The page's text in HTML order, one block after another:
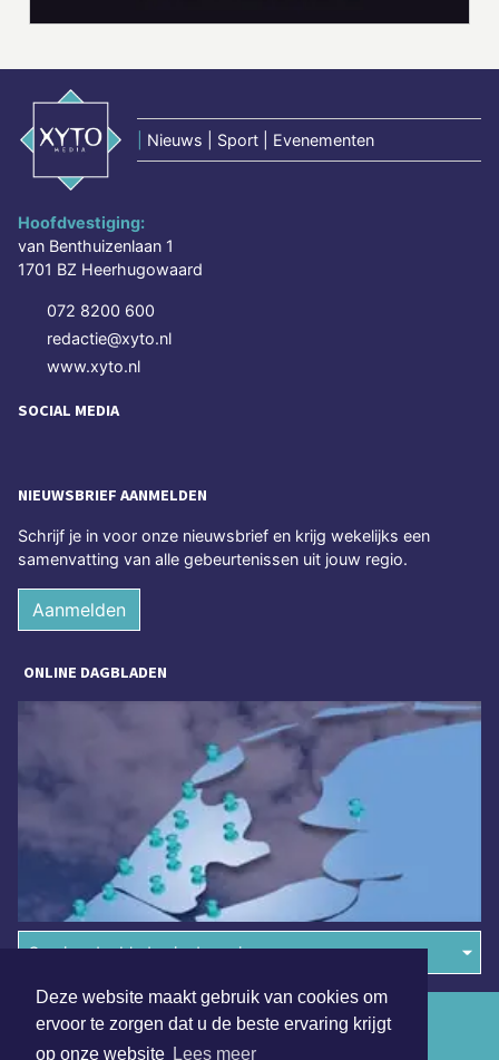
Deze website maakt gebruik van cookies om
ervoor te zorgen dat u de beste ervaring krijgt
op onze website Lees meer
Nieuws | Sport | Evenementen
Hoofdvestiging:
van Benthuizenlaan 1
1701 BZ Heerhugowaard
072 8200 600
redactie@xyto.nl
www.xyto.nl
SOCIAL MEDIA
NIEUWSBRIEF AANMELDEN
Schrijf je in voor onze nieuwsbrief en krijg wekelijks een
samenvatting van alle gebeurtenissen uit jouw regio.
Aanmelden
ONLINE DAGBLADEN
Overige dagbladen in de regio
Algemene voorwaarden